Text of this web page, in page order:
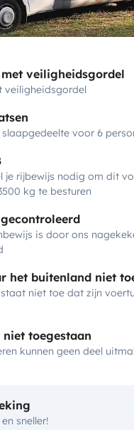
veiligheidsgordel
veiligheidsgordel
voor 6
je rijbewijs nodig om dit
kg te besturen
is door ons
het buitenland niet
niet toe dat zijn
niet toegestaan
kunnen geen deel
sneller!